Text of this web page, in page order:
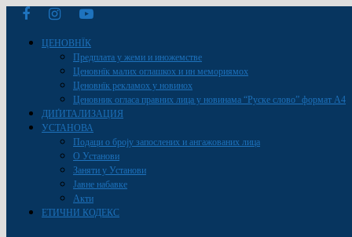
ЦЕНОВНЇК
Предплата у жеми и иножемстве
Ценовнїк малих оглашкох и ин мемориямох
Ценовнїк рекламох у новинох
Ценовник огласа правних лица у новинама “Руске слово” формат A4
ДИҐИТАЛИЗАЦИЯ
УСТАНОВА
Подаци о броју запослених и ангажованих лица
О Установи
Заняти у Установи
Јавне набавке
Акти
ЕТИЧНИ КОДЕКС